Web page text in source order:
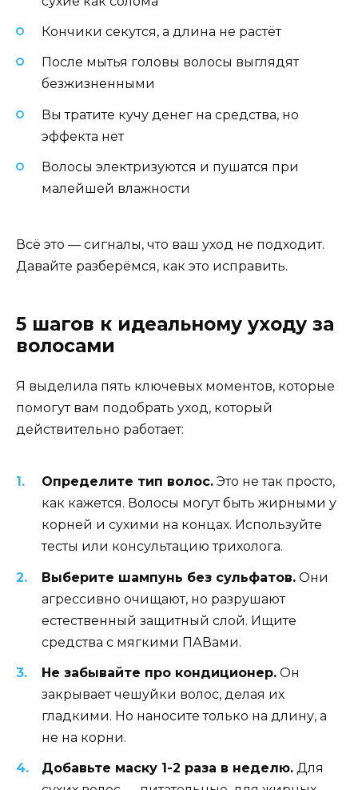
Кончики секутся, а длина не растёт
После мытья головы волосы выглядят
безжизненными
Вы тратите кучу денег на средства, но
эффекта нет
Волосы электризуются и пушатся при
малейшей влажности
Всё это — сигналы, что ваш уход не подходит.
Давайте разберёмся, как это исправить.
5 шагов к идеальному уходу за
волосами
Я выделила пять ключевых моментов, которые
помогут вам подобрать уход, который
действительно работает:
Определите тип волос. Это не так просто,
как кажется. Волосы могут быть жирными у
корней и сухими на концах. Используйте
тесты или консультацию трихолога.
Выберите шампунь без сульфатов. Они
агрессивно очищают, но разрушают
естественный защитный слой. Ищите
средства с мягкими ПАВами.
Не забывайте про кондиционер. Он
закрывает чешуйки волос, делая их
гладкими. Но наносите только на длину, а
не на корни.
Добавьте маску 1-2 раза в неделю. Для